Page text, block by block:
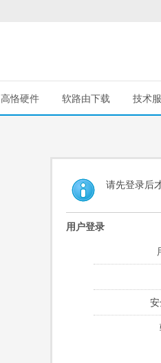
高恪硬件 软路由下载 技术
请先登录后
用户登录